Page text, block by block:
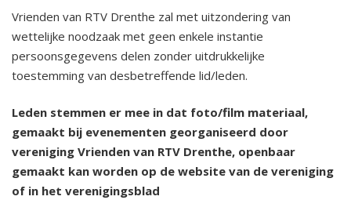
Vrienden van RTV Drenthe zal met uitzondering van
wettelijke noodzaak met geen enkele instantie
persoonsgegevens delen zonder uitdrukkelijke
toestemming van desbetreffende lid/leden.
Leden stemmen er mee in dat foto/film materiaal,
gemaakt bij evenementen georganiseerd door
vereniging Vrienden van RTV Drenthe, openbaar
gemaakt kan worden op de website van de vereniging
of in het verenigingsblad